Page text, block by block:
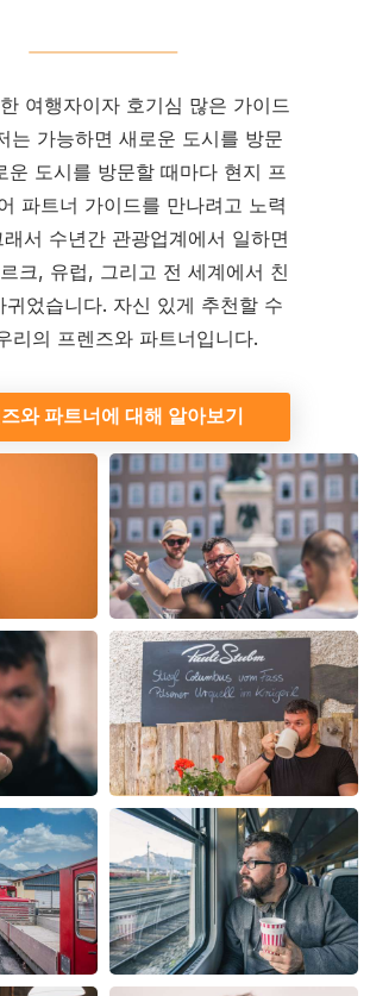
여행자이자 호기심 많은 가이드
는 가능하면 새로운 도시를 방문
운 도시를 방문할 때마다 현지 프
파트너 가이드를 만나려고 노력
서 수년간 관광업계에서 일하면
크, 유럽, 그리고 전 세계에서 친
귀었습니다. 자신 있게 추천할 수
리의 프렌즈와 파트너입니다.
와 파트너에 대해 알아보기